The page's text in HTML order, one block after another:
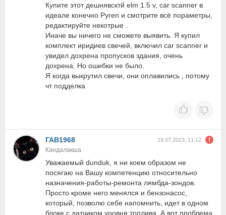
Купите этот дешнявсктй elm 1.5 v, car scanner в
идеале конечно Pyren и смотрите всё пораметры,
редактируйте некотрые .
Иначе вы ничего не сможете выявить. Я купил
комплект иридиев свечей, включил car scanner и
увидел дохрена пропусков здания, очень
дохрена. Но ошибки не было.
Я когда выкрутил свечи, они оплавились , потому
чт подделка
ГАВ1968 19.07.2023, 11:12
Кандалакша
Уважаемый dunduk, я ни коем образом не
посягаю на Вашу компетенцию относительно
назначения-работы-ремонта лямбда-зондов.
Просто кроме него менялся и бензонасос,
который, позволю себе напомнить, идет в одном
блоке с датчиком уровня топлива. А вот проблема